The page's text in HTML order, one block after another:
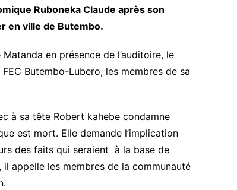
Ruboneka Claude après son
en ville de Butembo.
en présence de l’auditoire, le
Butembo-Lubero, les membres de sa
à sa tête Robert kahebe condamne
est mort. Elle demande l’implication
des faits qui seraient à la base de
appelle les membres de la communauté